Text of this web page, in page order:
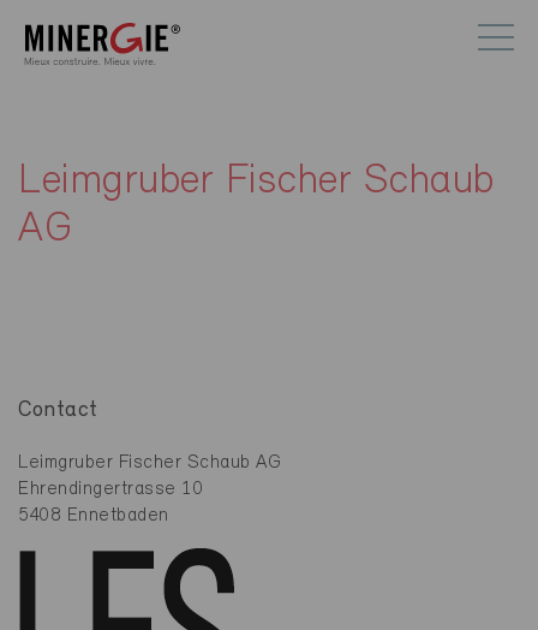
Leimgruber Fischer Schaub
AG
Contact
Leimgruber Fischer Schaub AG
Ehrendingertrasse 10
5408 Ennetbaden